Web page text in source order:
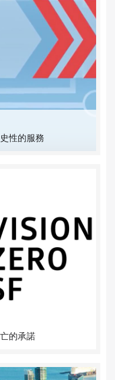
性的服務
的承諾